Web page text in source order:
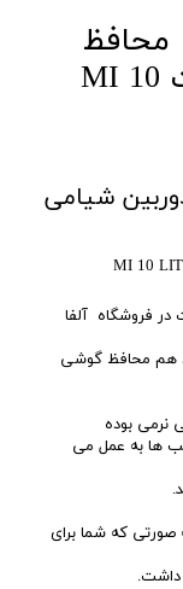
محافظ
دوربین شیامی می ده لایت MI 10
شیامی
در فروشگاه آلفا
هم محافظ گوشی
نرمی بوده
ها به عمل می
صورتی که شما برای
داشت.